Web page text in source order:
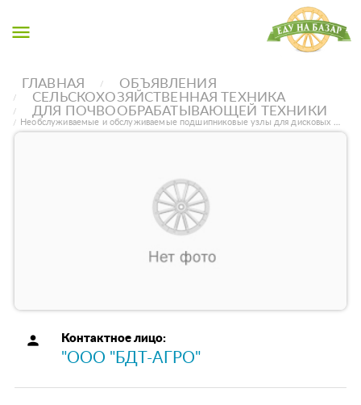
menu
ГЛАВНАЯ
ОБЪЯВЛЕНИЯ
СЕЛЬСКОХОЗЯЙСТВЕННАЯ ТЕХНИКА
ДЛЯ ПОЧВООБРАБАТЫВАЮЩЕЙ ТЕХНИКИ
Необслуживаемые и обслуживаемые подшипниковые узлы для дисковых …
person Контактное лицо:
"ООО "БДТ-АГРО"